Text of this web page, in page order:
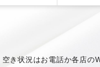
空き状況はお電話か各店の